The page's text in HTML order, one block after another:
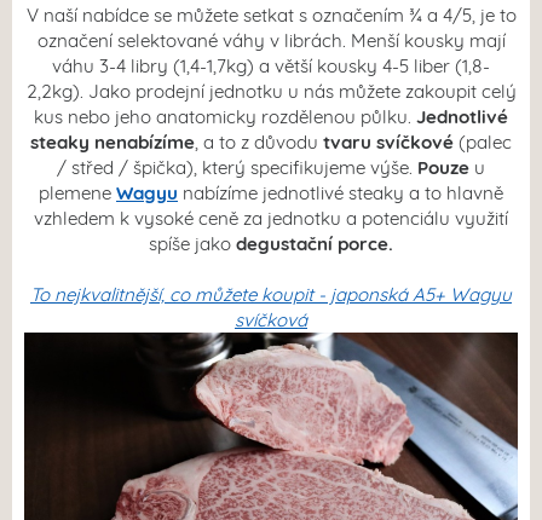
V naší nabídce se můžete setkat s označením ¾ a 4/5, je to
označení selektované váhy v librách. Menší kousky mají
váhu 3-4 libry (1,4-1,7kg) a větší kousky 4-5 liber (1,8-
2,2kg). Jako prodejní jednotku u nás můžete zakoupit celý
kus nebo jeho anatomicky rozdělenou půlku. Jednotlivé
steaky nenabízíme , a to z důvodu tvaru svíčkové (palec
/ střed / špička), který specifikujeme výše. Pouze u
plemene Wagyu nabízíme jednotlivé steaky a to hlavně
vzhledem k vysoké ceně za jednotku a potenciálu využití
spíše jako degustační porce.
To nejkvalitnější, co můžete koupit - japonská A5+ Wagyu
svíčková